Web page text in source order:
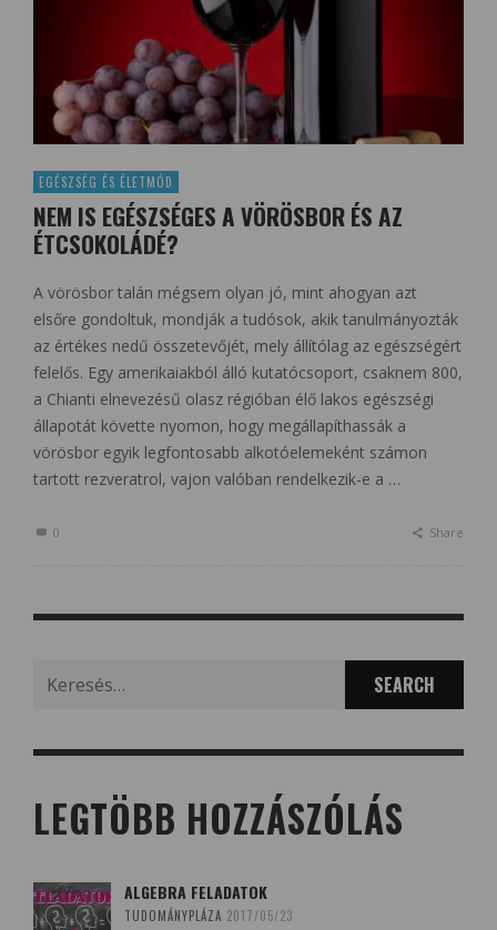
EGÉSZSÉG ÉS ÉLETMÓD
NEM IS EGÉSZSÉGES A VÖRÖSBOR ÉS AZ
ÉTCSOKOLÁDÉ?
A vörösbor talán mégsem olyan jó, mint ahogyan azt
elsőre gondoltuk, mondják a tudósok, akik tanulmányozták
az értékes nedű összetevőjét, mely állítólag az egészségért
felelős. Egy amerikaiakból álló kutatócsoport, csaknem 800,
a Chianti elnevezésű olasz régióban élő lakos egészségi
állapotát követte nyomon, hogy megállapíthassák a
vörösbor egyik legfontosabb alkotóelemeként számon
tartott rezveratrol, vajon valóban rendelkezik-e a …
0 Share
LEGTÖBB HOZZÁSZÓLÁS
ALGEBRA FELADATOK
TUDOMÁNYPLÁZA 2017/05/23